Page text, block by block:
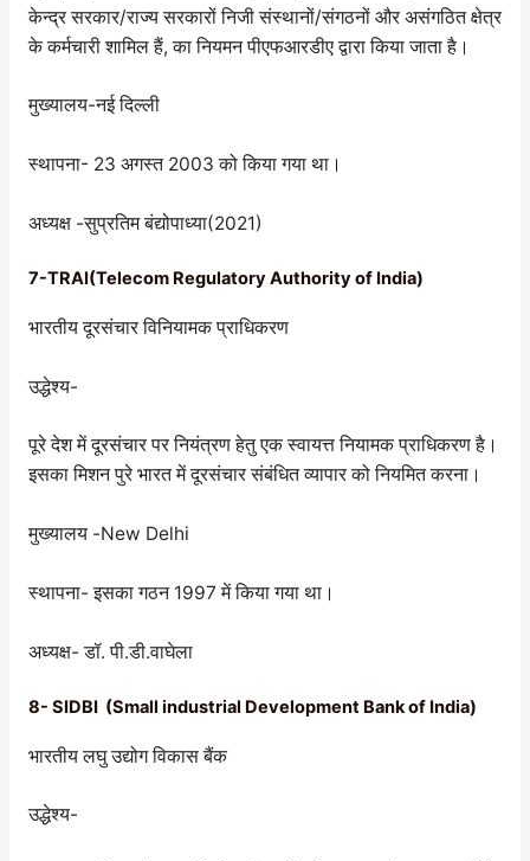
केन्द्र सरकार/राज्य सरकारों निजी संस्थानों/संगठनों और असंगठित क्षेत्र
के कर्मचारी शामिल हैं, का नियमन पीएफआरडीए द्वारा किया जाता है।
मुख्यालय-नई दिल्ली
स्थापना- 23 अगस्त 2003 को किया गया था।
अध्यक्ष -सुप्रतिम बंद्योपाध्या(2021)
7-TRAI(Telecom Regulatory Authority of India)
भारतीय दूरसंचार विनियामक प्राधिकरण
उद्धेश्य-
पूरे देश में दूरसंचार पर नियंत्रण हेतु एक स्वायत्त नियामक प्राधिकरण है।
इसका मिशन पुरे भारत में दूरसंचार संबंधित व्यापार को नियमित करना।
मुख्यालय -New Delhi
स्थापना- इसका गठन 1997 में किया गया था।
अध्यक्ष- डॉ. पी.डी.वाघेला
8- SIDBI (Small industrial Development Bank of India)
भारतीय लघु उद्योग विकास बैंक
उद्धेश्य-